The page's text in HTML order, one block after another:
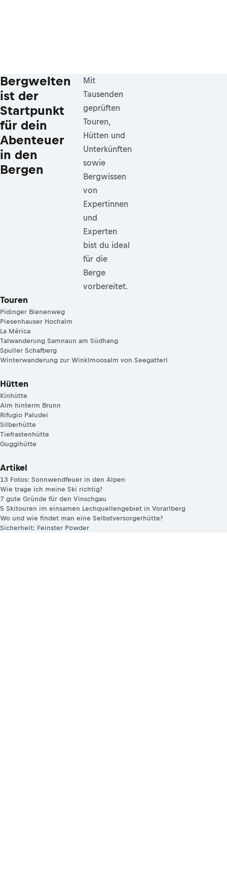
Bergwelten
ist der
Startpunkt
für dein
Abenteuer
in den
Bergen
Mit
Tausenden
geprüften
Touren,
Hütten und
Unterkünften
sowie
Bergwissen
von
Expertinnen
und
Experten
bist du ideal
für die
Berge
vorbereitet.
Touren
Pidinger Bienenweg
Piesenhauser Hochalm
La Mérica
Talwanderung Samnaun am Südhang
Spuller Schafberg
Winterwanderung zur Winklmoosalm von Seegatterl
Hütten
Kinhütte
Alm hinterm Brunn
Rifugio Paludei
Silberhütte
Tiefrastenhütte
Guggihütte
Artikel
13 Fotos: Sonnwendfeuer in den Alpen
Wie trage ich meine Ski richtig?
7 gute Gründe für den Vinschgau
5 Skitouren im einsamen Lechquellengebiet in Vorarlberg
Wo und wie findet man eine Selbstversorgerhütte?
Sicherheit: Feinster Powder